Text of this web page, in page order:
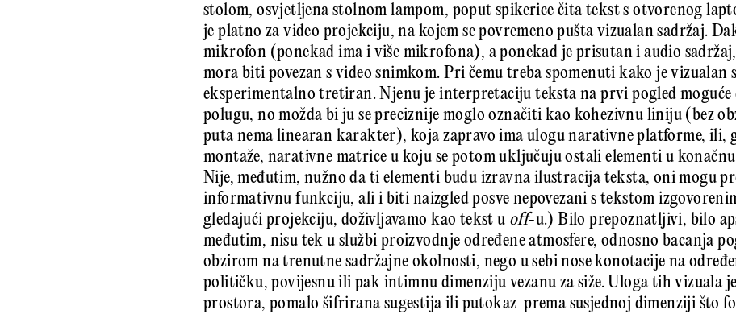
stolom, osvjetljena stolnom lampom, poput spikerice čita tekst s otvorenog
je platno za video projekciju, na kojem se povremeno pušta vizualan sadržaj.
mikrofon (ponekad ima i više mikrofona), a ponekad je prisutan i audio
mora biti povezan s video snimkom. Pri čemu treba spomenuti kako je vizualan
eksperimentalno tretiran. Njenu je interpretaciju teksta na prvi pogled
polugu, no možda bi ju se preciznije moglo označiti kao kohezivnu liniju (bez
puta nema linearan karakter), koja zapravo ima ulogu narativne platforme, ili,
montaže, narativne matrice u koju se potom uključuju ostali elementi u
Nije, međutim, nužno da ti elementi budu izravna ilustracija teksta, oni mogu
informativnu funkciju, ali i biti naizgled posve nepovezani s tekstom
gledajući projekciju, doživljavamo kao tekst u off-u.) Bilo prepoznatljivi, bilo
međutim, nisu tek u službi proizvodnje određene atmosfere, odnosno bacanja
obzirom na trenutne sadržajne okolnosti, nego u sebi nose konotacije na
političku, povijesnu ili pak intimnu dimenziju vezanu za siže. Uloga tih vizuala
prostora, pomalo šifrirana sugestija ili putokaz prema susjednoj dimenziji što